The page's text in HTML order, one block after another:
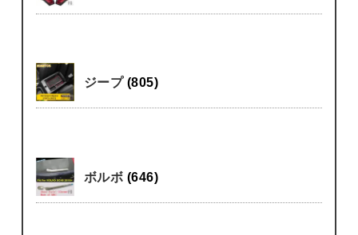
ジープ (805)
ボルボ (646)